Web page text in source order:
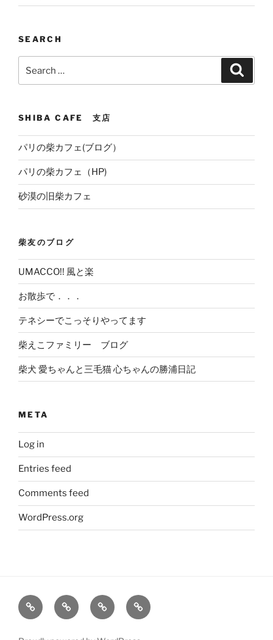
SEARCH
SHIBA CAFE 支店
パリの柴カフェ(ブログ）
パリの柴カフェ（HP)
砂漠の旧柴カフェ
柴友のブログ
UMACCO!! 風と楽
お散歩で．．．
テネシーでこっそりやってます
柴えこファミリー ブログ
柴犬 愛ちゃんと三毛猫 心ちゃんの勝浦日記
META
Log in
Entries feed
Comments feed
WordPress.org
大
輔
姫
の
旅
レ
笑
う